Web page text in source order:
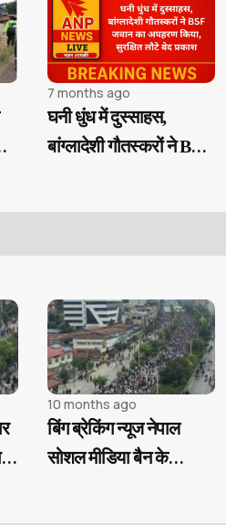
7 months ago
घनी धुंध में दुस्साहस,
बांग्लादेशी गौतस्करों ने BSF
10 months ago
बिंग ब्रेकिंग न्यूज नेपाल
सोशल मीडिया बैन के